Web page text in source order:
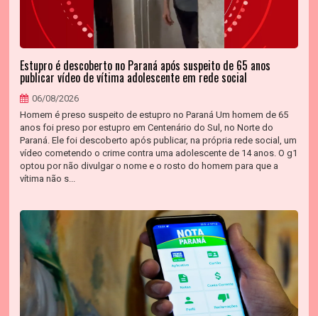
Estupro é descoberto no Paraná após suspeito de 65 anos
publicar vídeo de vítima adolescente em rede social
06/08/2026
Homem é preso suspeito de estupro no Paraná Um homem de 65
anos foi preso por estupro em Centenário do Sul, no Norte do
Paraná. Ele foi descoberto após publicar, na própria rede social, um
vídeo cometendo o crime contra uma adolescente de 14 anos. O g1
optou por não divulgar o nome e o rosto do homem para que a
vítima não s...